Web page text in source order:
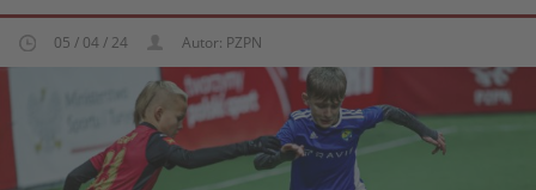
05 / 04 / 24 Autor: PZPN